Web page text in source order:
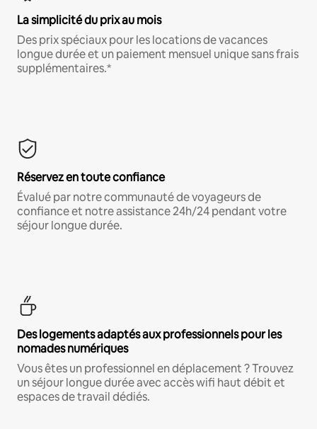
La simplicité du prix au mois
Des prix spéciaux pour les locations de vacances
longue durée et un paiement mensuel unique sans frais
supplémentaires.*
Réservez en toute confiance
Évalué par notre communauté de voyageurs de
confiance et notre assistance 24h/24 pendant votre
séjour longue durée.
Des logements adaptés aux professionnels pour les
nomades numériques
Vous êtes un professionnel en déplacement ? Trouvez
un séjour longue durée avec accès wifi haut débit et
espaces de travail dédiés.